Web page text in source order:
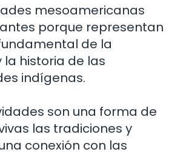
mesoamericanas
porque representan
de la
historia de las
indígenas.
son una forma de
las tradiciones y
conexión con las